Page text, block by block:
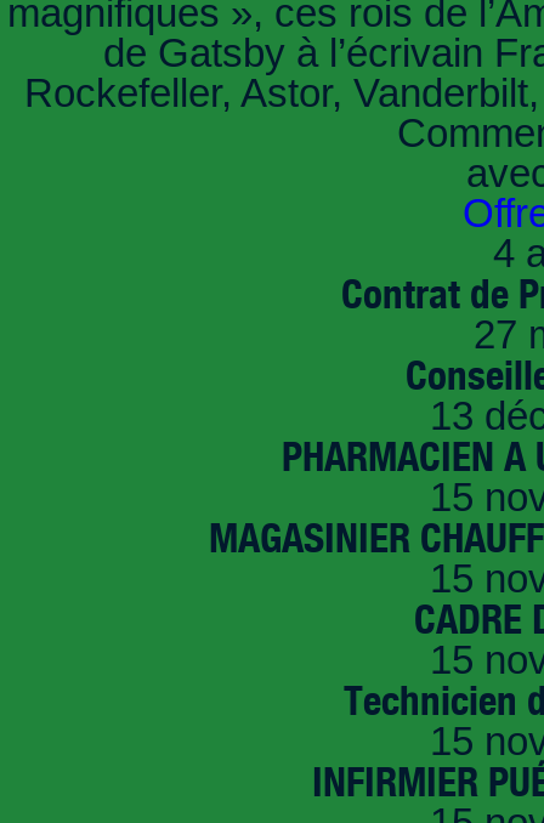
magnifiques », ces rois de
de Gatsby à l’écrivain
Rockefeller, Astor,
4
Contrat de
27
13
PHARMACIEN A
15
MAGASINIER
15
CADRE
15
Technicien
15
INFIRMIER